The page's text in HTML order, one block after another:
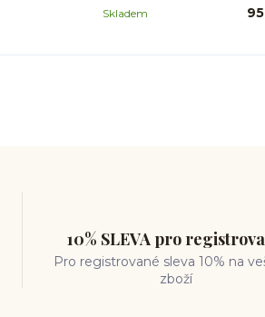
Skladem
10% SLEVA pro
Pro registrované sleva 10% na
zboží